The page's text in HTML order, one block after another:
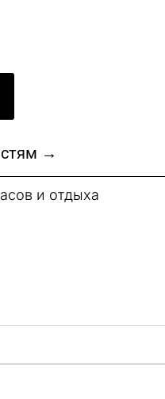
→
и отдыха